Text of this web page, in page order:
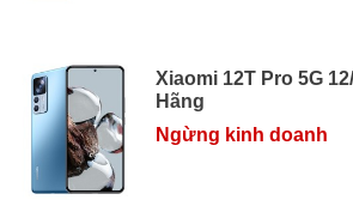
Xiaomi 12T Pro 5G
Hãng
Ngừng kinh doanh